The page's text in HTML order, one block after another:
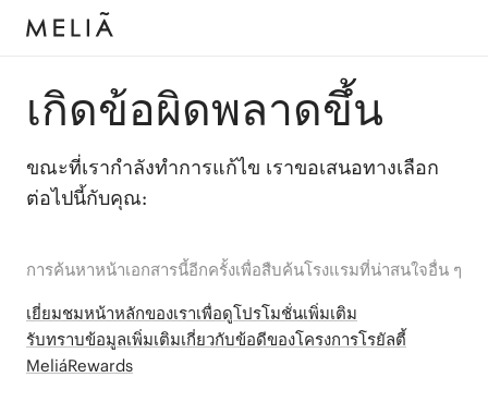
เกิดข้อผิดพลาดขึ้น
ขณะที่เรากำลังทำการแก้ไข เราขอเสนอทางเลือก
ต่อไปนี้กับคุณ:
การค้นหาหน้าเอกสารนี้อีกครั้งเพื่อสืบค้นโรงแรมที่น่าสนใจอื่น ๆ
เยี่ยมชมหน้าหลักของเราเพื่อดูโปรโมชั่นเพิ่มเติม
รับทราบข้อมูลเพิ่มเติมเกี่ยวกับข้อดีของโครงการโรยัลตี้
MeliáRewards